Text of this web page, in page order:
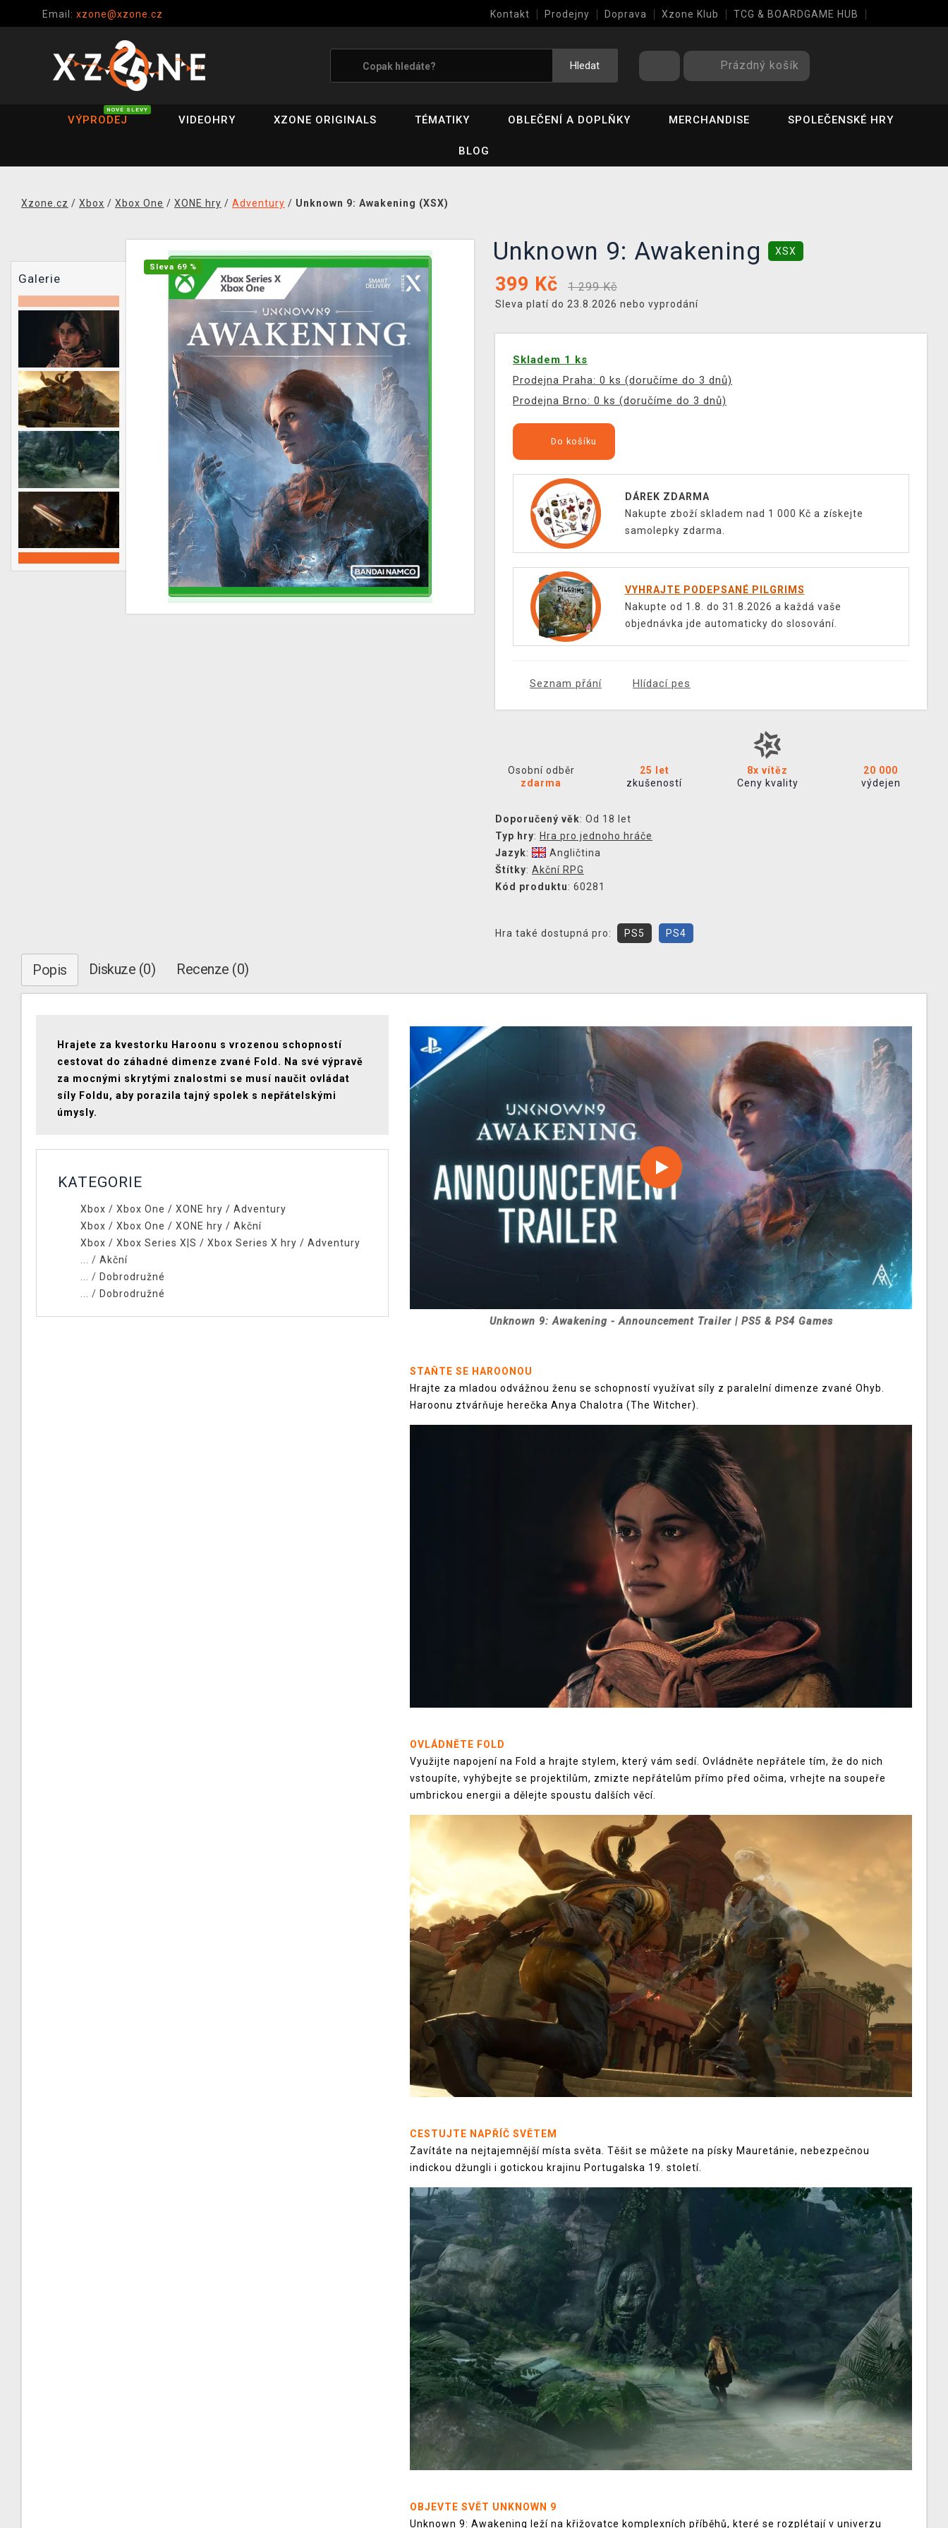
Email: xzone@xzone.cz Kontakt Prodejny Doprava Xzone Klub TCG & BOARDGAME HUB
Hledat Prázdný košík
VÝPRODEJ
NOVÉ SLEVY
VIDEOHRY XZONE ORIGINALS TÉMATIKY OBLEČENÍ A DOPLŇKY MERCHANDISE SPOLEČENSKÉ HRY
BLOG
Xzone.cz / Xbox / Xbox One / XONE hry / Adventury / Unknown 9: Awakening (XSX)
Galerie
Sleva 69 %
Unknown 9: Awakening XSX
399 Kč 1 299 Kč
Sleva platí do 23.8.2026 nebo vyprodání
Skladem 1 ks
Prodejna Praha: 0 ks (doručíme do 3 dnů)
Prodejna Brno: 0 ks (doručíme do 3 dnů)
Do košíku
DÁREK ZDARMA
Nakupte zboží skladem nad 1 000 Kč a získejte
samolepky zdarma.
VYHRAJTE PODEPSANÉ PILGRIMS
Nakupte od 1.8. do 31.8.2026 a každá vaše
objednávka jde automaticky do slosování.
Seznam přání Hlídací pes
Osobní odběr
zdarma
25 let
zkušeností
8x vítěz
Ceny kvality
20 000
výdejen
Doporučený věk: Od 18 let
Typ hry: Hra pro jednoho hráče
Jazyk:
Angličtina
Štítky: Akční RPG
Kód produktu: 60281
Hra také dostupná pro: PS5 PS4
Popis Diskuze (0) Recenze (0)
Hrajete za kvestorku Haroonu s vrozenou schopností
cestovat do záhadné dimenze zvané Fold. Na své výpravě
za mocnými skrytými znalostmi se musí naučit ovládat
síly Foldu, aby porazila tajný spolek s nepřátelskými
úmysly.
KATEGORIE
Xbox / Xbox One / XONE hry / Adventury
Xbox / Xbox One / XONE hry / Akční
Xbox / Xbox Series X|S / Xbox Series X hry / Adventury
... / Akční
... / Dobrodružné
... / Dobrodružné
Unknown 9: Awakening - Announcement Trailer | PS5 & PS4 Games
STAŇTE SE HAROONOU
Hrajte za mladou odvážnou ženu se schopností využívat síly z paralelní dimenze zvané Ohyb.
Haroonu ztvárňuje herečka Anya Chalotra (The Witcher).
OVLÁDNĚTE FOLD
Využijte napojení na Fold a hrajte stylem, který vám sedí. Ovládněte nepřátele tím, že do nich
vstoupíte, vyhýbejte se projektilům, zmizte nepřátelům přímo před očima, vrhejte na soupeře
umbrickou energii a dělejte spoustu dalších věcí.
CESTUJTE NAPŘÍČ SVĚTEM
Zavítáte na nejtajemnější místa světa. Těšit se můžete na písky Mauretánie, nebezpečnou
indickou džungli i gotickou krajinu Portugalska 19. století.
OBJEVTE SVĚT UNKNOWN 9
Unknown 9: Awakening leží na křižovatce komplexních příběhů, které se rozplétají v univerzu